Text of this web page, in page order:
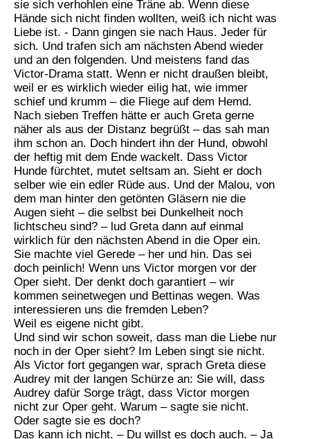
sie sich verhohlen eine Träne ab. Wenn diese
Hände sich nicht finden wollten, weiß ich nicht was
Liebe ist. - Dann gingen sie nach Haus. Jeder für
sich. Und trafen sich am nächsten Abend wieder
und an den folgenden. Und meistens fand das
Victor-Drama statt. Wenn er nicht draußen bleibt,
weil er es wirklich wieder eilig hat, wie immer
schief und krumm – die Fliege auf dem Hemd.
Nach sieben Treffen hätte er auch Greta gerne
näher als aus der Distanz begrüßt – das sah man
ihm schon an. Doch hindert ihn der Hund, obwohl
der heftig mit dem Ende wackelt. Dass Victor
Hunde fürchtet, mutet seltsam an. Sieht er doch
selber wie ein edler Rüde aus. Und der Malou, von
dem man hinter den getönten Gläsern nie die
Augen sieht – die selbst bei Dunkelheit noch
lichtscheu sind? – lud Greta dann auf einmal
wirklich für den nächsten Abend in die Oper ein.
Sie machte viel Gerede – her und hin. Das sei
doch peinlich! Wenn uns Victor morgen vor der
Oper sieht. Der denkt doch garantiert – wir
kommen seinetwegen und Bettinas wegen. Was
interessieren uns die fremden Leben?
Weil es eigene nicht gibt.
Und sind wir schon soweit, dass man die Liebe nur
noch in der Oper sieht? Im Leben singt sie nicht.
Als Victor fort gegangen war, sprach Greta diese
Audrey mit der langen Schürze an: Sie will, dass
Audrey dafür Sorge trägt, dass Victor morgen
nicht zur Oper geht. Warum – sagte sie nicht.
Oder sagte sie es doch?
Das kann ich nicht. – Du willst es doch auch. – Ja